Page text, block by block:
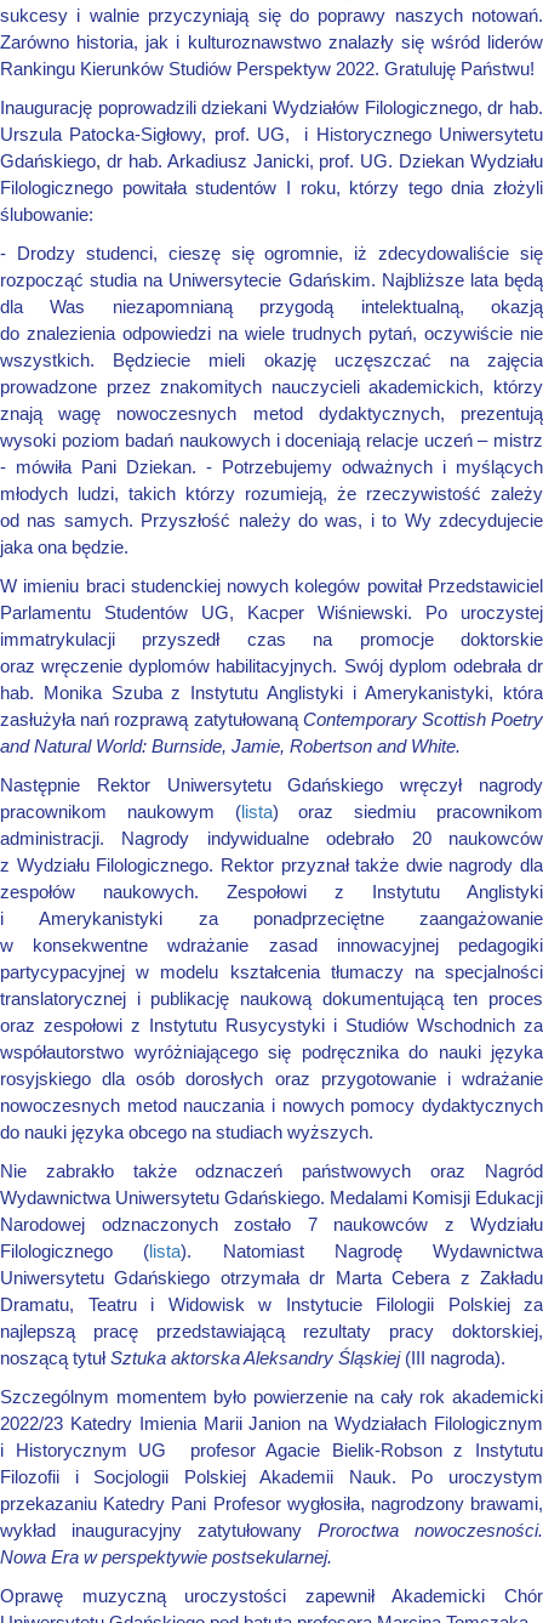
sukcesy i walnie przyczyniają się do poprawy naszych notowań.
Zarówno historia, jak i kulturoznawstwo znalazły się wśród liderów
Rankingu Kierunków Studiów Perspektyw 2022. Gratuluję Państwu!
Inaugurację poprowadzili dziekani Wydziałów Filologicznego,dr hab.
Urszula Patocka-Sigłowy, prof. UG, i Historycznego Uniwersytetu
Gdańskiego, dr hab. Arkadiusz Janicki, prof. UG. Dziekan Wydziału
Filologicznego powitała studentów I roku, którzy tego dnia złożyli
ślubowanie:
- Drodzy studenci, cieszę się ogromnie, iż zdecydowaliście się
rozpocząć studia na Uniwersytecie Gdańskim. Najbliższe lata będą
dla Was niezapomnianą przygodą intelektualną, okazją
do znalezienia odpowiedzi na wiele trudnych pytań, oczywiście nie
wszystkich. Będziecie mieli okazję uczęszczać na zajęcia
prowadzone przez znakomitych nauczycieli akademickich, którzy
znają wagę nowoczesnych metod dydaktycznych, prezentują
wysoki poziom badań naukowych i doceniają relacje uczeń – mistrz
- mówiła Pani Dziekan. - Potrzebujemy odważnych i myślących
młodych ludzi, takich którzy rozumieją, że rzeczywistość zależy
od nas samych. Przyszłość należy do was, i to Wy zdecydujecie
jaka ona będzie.
W imieniu braci studenckiej nowych kolegów powitał Przedstawiciel
Parlamentu Studentów UG, Kacper Wiśniewski. Po uroczystej
immatrykulacji przyszedł czas na promocje doktorskie
oraz wręczenie dyplomów habilitacyjnych. Swój dyplom odebrała dr
hab. Monika Szuba z Instytutu Anglistyki i Amerykanistyki, która
zasłużyła nań rozprawą zatytułowaną Contemporary Scottish Poetry
and Natural World: Burnside, Jamie, Robertson and White.
Następnie Rektor Uniwersytetu Gdańskiego wręczył nagrody
pracownikom naukowym (lista) oraz siedmiu pracownikom
administracji. Nagrody indywidualne odebrało 20 naukowców
z Wydziału Filologicznego. Rektor przyznał także dwie nagrody dla
zespołów naukowych. Zespołowi z Instytutu Anglistyki
i Amerykanistyki za ponadprzeciętne zaangażowanie
w konsekwentne wdrażanie zasad innowacyjnej pedagogiki
partycypacyjnej w modelu kształcenia tłumaczy na specjalności
translatorycznej i publikację naukową dokumentującą ten proces
oraz zespołowi z Instytutu Rusycystyki i Studiów Wschodnich za
współautorstwo wyróżniającego się podręcznika do nauki języka
rosyjskiego dla osób dorosłych oraz przygotowanie i wdrażanie
nowoczesnych metod nauczania i nowych pomocy dydaktycznych
do nauki języka obcego na studiach wyższych.
Nie zabrakło także odznaczeń państwowych oraz Nagród
Wydawnictwa Uniwersytetu Gdańskiego. Medalami Komisji Edukacji
Narodowej odznaczonych zostało 7 naukowców z Wydziału
Filologicznego (lista). Natomiast Nagrodę Wydawnictwa
Uniwersytetu Gdańskiego otrzymała dr Marta Cebera z Zakładu
Dramatu, Teatru i Widowisk w Instytucie Filologii Polskiej za
najlepszą pracę przedstawiającą rezultaty pracy doktorskiej,
noszącą tytułSztuka aktorska Aleksandry Śląskiej(III nagroda).
Szczególnym momentem było powierzeniena cały rok akademicki
2022/23 Katedry Imienia Marii Janion na Wydziałach Filologicznym
i Historycznym UG profesor Agacie Bielik-Robson z Instytutu
Filozofii i Socjologii Polskiej Akademii Nauk. Po uroczystym
przekazaniu Katedry Pani Profesor wygłosiła, nagrodzony brawami,
wykład inauguracyjny zatytułowany Proroctwa nowoczesności.
Nowa Era w perspektywie postsekularnej.
Oprawę muzyczną uroczystości zapewnił Akademicki Chór